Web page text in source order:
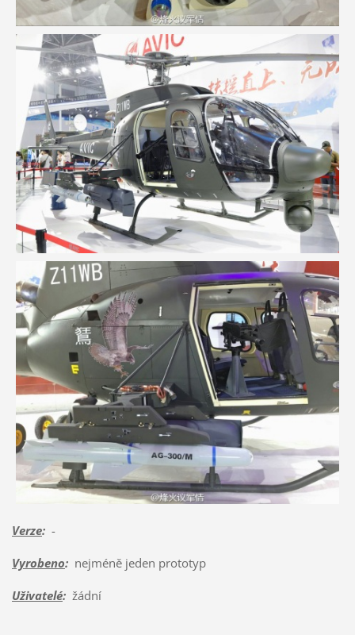
Verze:-
Vyrobeno:nejméně jeden prototyp
Uživatelé:žádní